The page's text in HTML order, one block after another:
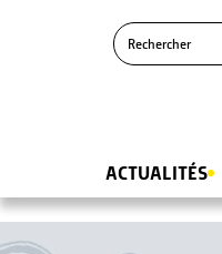
ACTUALITÉS